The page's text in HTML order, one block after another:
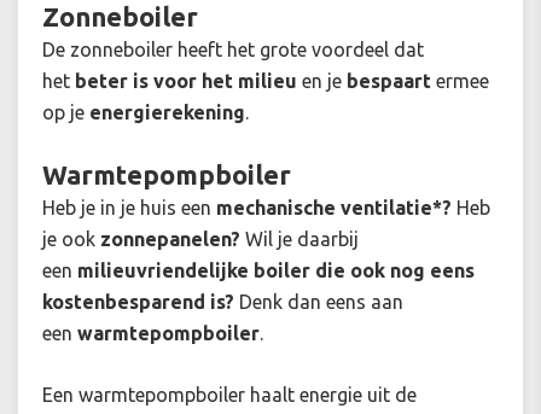
Zonneboiler
De zonneboiler heeft het grote voordeel dat
het beter is voor het milieu en je bespaart ermee
op je energierekening.
Warmtepompboiler
Heb je in je huis een mechanische ventilatie*? Heb
je ook zonnepanelen? Wil je daarbij
een milieuvriendelijke boiler die ook nog eens
kostenbesparend is? Denk dan eens aan
een warmtepompboiler.
Een warmtepompboiler haalt energie uit de